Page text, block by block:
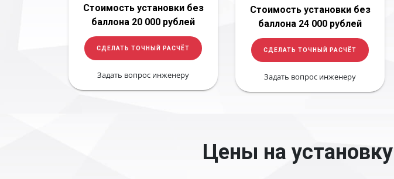
Стоимость установки без
баллона 20 000 рублей
СДЕЛАТЬ ТОЧНЫЙ РАСЧЁТ
Задать вопрос инженеру
Стоимость установки без
баллона 24 000 рублей
СДЕЛАТЬ ТОЧНЫЙ РАСЧЁТ
Задать вопрос инженеру
Цены на